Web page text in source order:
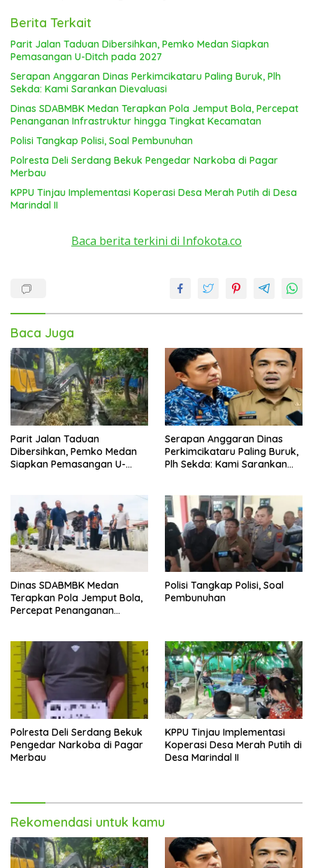
Berita Terkait
Parit Jalan Taduan Dibersihkan, Pemko Medan Siapkan
Pemasangan U-Ditch pada 2027
Serapan Anggaran Dinas Perkimcikataru Paling Buruk, Plh
Sekda: Kami Sarankan Dievaluasi
Dinas SDABMBK Medan Terapkan Pola Jemput Bola, Percepat
Penanganan Infrastruktur hingga Tingkat Kecamatan
Polisi Tangkap Polisi, Soal Pembunuhan
Polresta Deli Serdang Bekuk Pengedar Narkoba di Pagar
Merbau
KPPU Tinjau Implementasi Koperasi Desa Merah Putih di Desa
Marindal II
Baca berita terkini di Infokota.co
Baca Juga
Parit Jalan Taduan
Dibersihkan, Pemko Medan
Siapkan Pemasangan U-
Serapan Anggaran Dinas
Perkimcikataru Paling Buruk,
Plh Sekda: Kami Sarankan
Dinas SDABMBK Medan
Terapkan Pola Jemput Bola,
Percepat Penanganan
Polisi Tangkap Polisi, Soal
Pembunuhan
Polresta Deli Serdang Bekuk
Pengedar Narkoba di Pagar
Merbau
KPPU Tinjau Implementasi
Koperasi Desa Merah Putih di
Desa Marindal II
Rekomendasi untuk kamu